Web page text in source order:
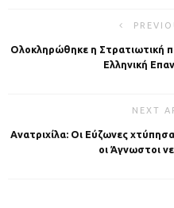
Ολοκληρώθηκε η Στρατιωτική
Eλληνική
NEXT
Ανατριχίλα: Οι Εύζωνες
οι Άγνωστοι